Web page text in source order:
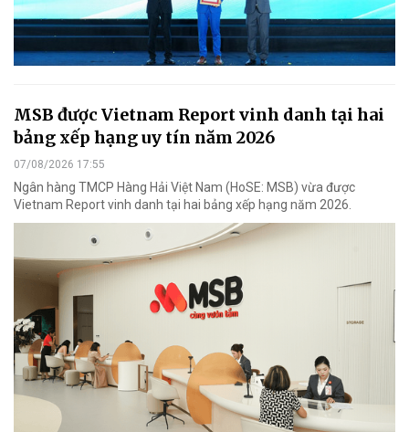
MSB được Vietnam Report vinh danh tại hai
bảng xếp hạng uy tín năm 2026
07/08/2026 17:55
Ngân hàng TMCP Hàng Hải Việt Nam (HoSE: MSB) vừa được
Vietnam Report vinh danh tại hai bảng xếp hạng năm 2026.